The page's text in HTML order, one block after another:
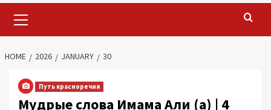
Menu
HOME 2026 JANUARY 30
Путь красноречия
Мудрые слова Имама Али (а) | 4